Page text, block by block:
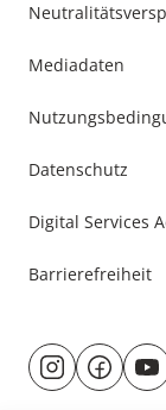
Mediadaten
Datenschutz
Digital Services
Barrierefreiheit
Besuche
uns